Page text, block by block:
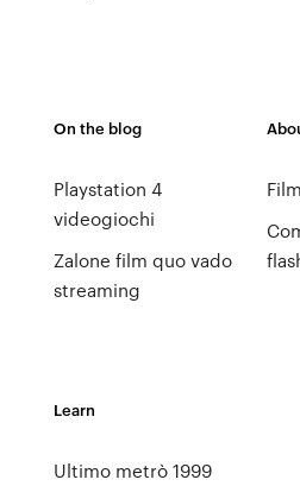
On the blog
Playstation 4
videogiochi
Zalone film quo vado
streaming
Learn
Ultimo metrò 1999